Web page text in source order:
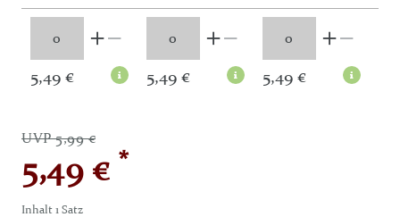
5,49 € 5,49 € 5,49 €
UVP 5,99 €
5,49 € *
Inhalt1 Satz